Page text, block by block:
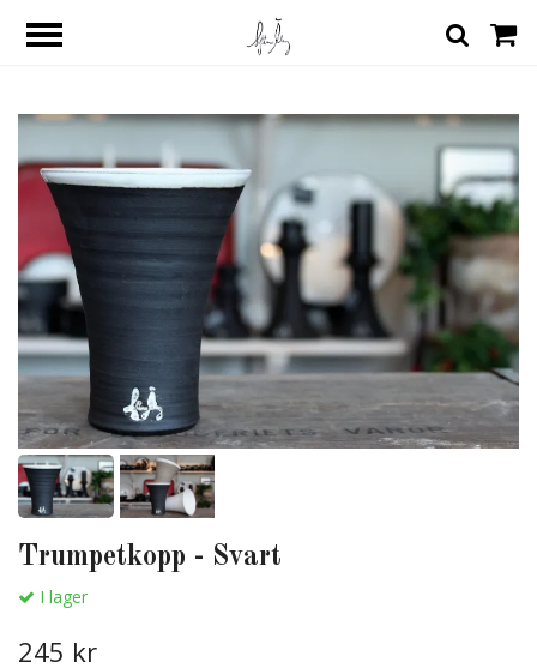
Trumpetkopp - Svart
I lager
245 kr